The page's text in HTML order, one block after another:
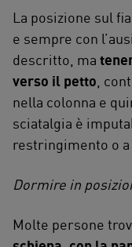
La posizione sul
e sempre con
descritto, ma
verso il petto ,
nella colonna e
sciatalgia è
restringimento o a
Dormire in
Molte persone